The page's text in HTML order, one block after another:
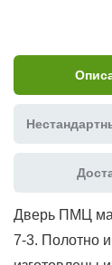
Дверь ПМЦ
7-3. Полотно